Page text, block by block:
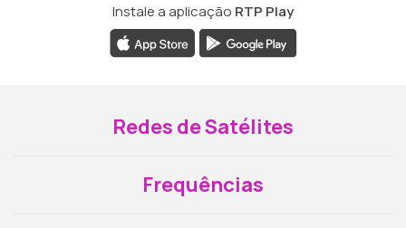
Instale a aplicação RTP Play
Redes de Satélites
Frequências